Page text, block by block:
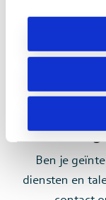
Kan
Ben je
diensten en